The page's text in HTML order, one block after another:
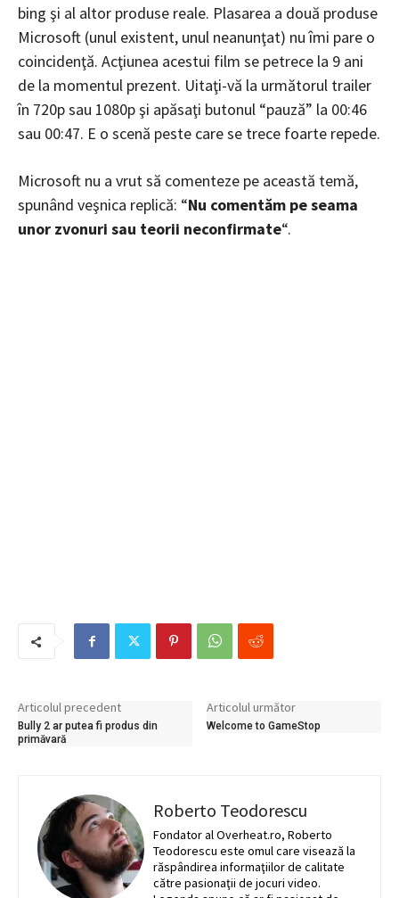
bing şi al altor produse reale. Plasarea a două produse
Microsoft (unul existent, unul neanunţat) nu îmi pare o
coincidenţă. Acţiunea acestui film se petrece la 9 ani
de la momentul prezent. Uitaţi-vă la următorul trailer
în 720p sau 1080p şi apăsaţi butonul “pauză” la 00:46
sau 00:47. E o scenă peste care se trece foarte repede.
Microsoft nu a vrut să comenteze pe această temă,
spunând veşnica replică: “Nu comentăm pe seama
unor zvonuri sau teorii neconfirmate“.
Articolul precedent
Bully 2 ar putea fi produs din
primăvară
Articolul următor
Welcome to GameStop
Roberto Teodorescu
Fondator al Overheat.ro, Roberto
Teodorescu este omul care visează la
răspândirea informaţiilor de calitate
către pasionaţii de jocuri video.